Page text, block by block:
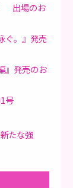
出場のお
ぐ。』発売
』発売のお
号
たな強